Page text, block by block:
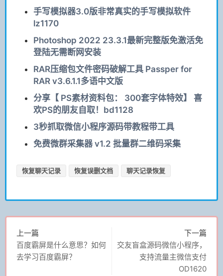
手写模拟器3.0版非常真实的手写模拟软件
lz1170
Photoshop 2022 23.3.1最新完整版免激活免
登陆无需断网安装
RAR压缩包文件密码破解工具 Passper for
RAR v3.6.1.1多语中文版
分享【 PS素材资料包： 300套字体特效】 喜
欢PS的朋友自取！bd1128
3秒抓取微信小程序源码带教程带工具
免费微群采集器 v1.2 批量群二维码采集
恢复聊天记录 恢复误删文档 聊天记录恢复
上一篇
百度霸屏是什么意思？如何
去学习百度霸屏？
下一篇
交友盲盒源码微信小程序，
支持流量主微信支付
OD1620